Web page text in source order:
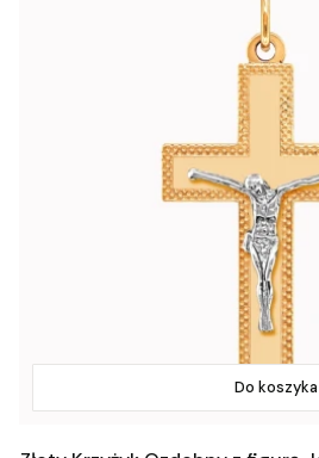
Do koszyka